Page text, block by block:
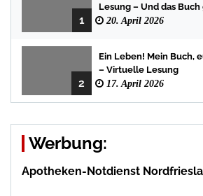
1
Lesung – Und das
der Bredstedter
20. April 2026
2
Ein Leben! Mein Buch,
– Virtuelle Lesung
17. April 2026
Werbung:
Apotheken-Notdienst